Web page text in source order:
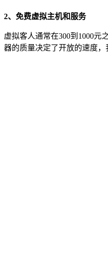
2、免费虚拟主机和服务
虚拟客人通常在300到1000元
器的质量决定了开放的速度